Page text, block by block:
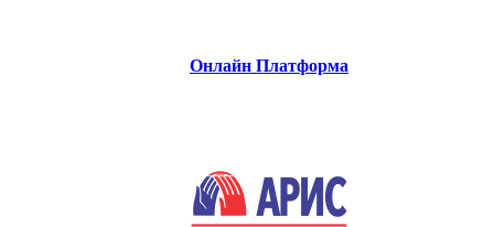
Онлайн Платформа